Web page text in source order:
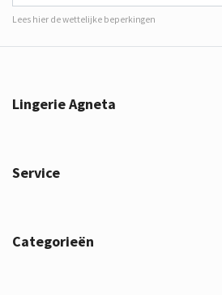
Lees hier de wettelijke beperkingen
Lingerie Agneta
Service
Categorieën